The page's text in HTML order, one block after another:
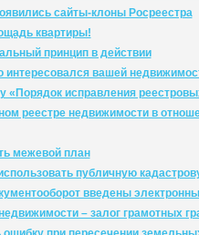
сайты-клоны Росреестра
квартиры!
принцип в действии
интересовался вашей
«Порядок исправления
реестре недвижимости в
межевой план
публичную
введены
– залог грамотных